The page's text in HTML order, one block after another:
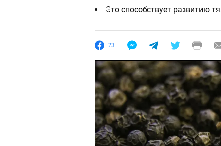
Это способствует развитию
23